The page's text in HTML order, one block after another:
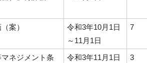
案）
令和3年10月1日
～11月1日
7
マネジメント条
令和3年11月1日
3